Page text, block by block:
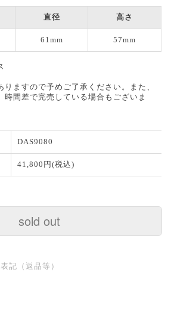
直径 高さ
61mm 57mm
ますので予めご了承ください。また、
時間差で完売している場合もございま
DAS9080
41,800円(税込)
sold out
記（返品等）